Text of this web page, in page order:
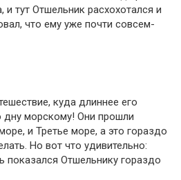
тут Отшельник расхохотался и
что ему уже почти совсем-
куда длиннее его
дну морскому! Они прошли
и Третье море, а это гораздо
Но вот что удивительно:
показался Отшельнику гораздо